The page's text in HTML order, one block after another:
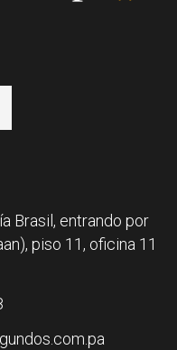
Brasil, entrando por
piso 11, oficina 11